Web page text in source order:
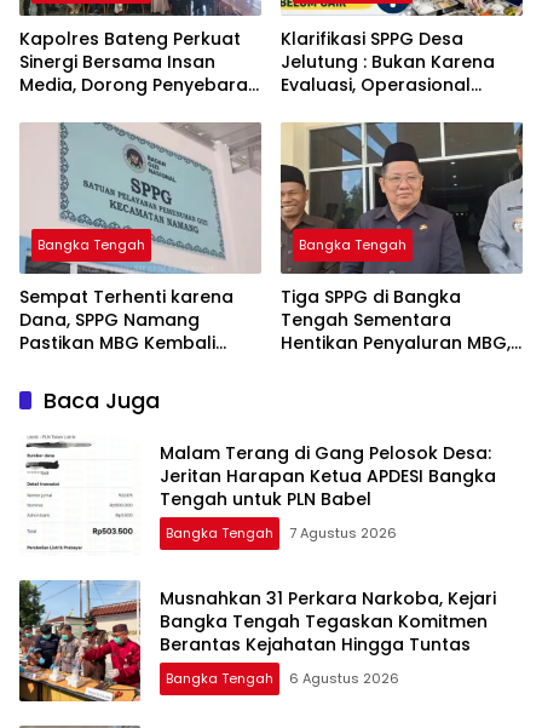
‎Kapolres Bateng Perkuat
Sinergi Bersama Insan
Media, Dorong Penyebaran
Layanan Polri 110
‎Klarifikasi SPPG Desa
Jelutung : Bukan Karena
Evaluasi, Operasional
Dana Banper Belum Cair
Bangka Tengah
‎Sempat Terhenti karena
Dana, SPPG Namang
Pastikan MBG Kembali
Bangka Tengah
‎Tiga SPPG di Bangka
Tengah Sementara
Hentikan Penyaluran MBG,
Baca Juga
Malam Terang di Gang Pelosok Desa:
Jeritan Harapan Ketua APDESI Bangka
Tengah untuk PLN Babel
Bangka Tengah 7 Agustus 2026
Musnahkan 31 Perkara Narkoba, Kejari
Bangka Tengah Tegaskan Komitmen
Berantas Kejahatan Hingga Tuntas
Bangka Tengah 6 Agustus 2026